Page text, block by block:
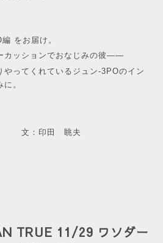
をお届け。
カッションでおなじみの彼——
やってくれているジュン-3POのイン
。
眺夫
TRUE 11/29 ワソダー